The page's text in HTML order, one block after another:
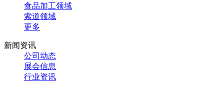
食品加工领域
索道领域
更多
新闻资讯
公司动态
展会信息
行业资讯